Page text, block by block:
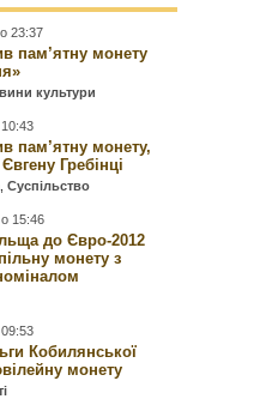
23:37
пам’ятну монету
культури
пам’ятну монету,
Гребінці
,Суспільство
15:46
до Євро-2012
монету з
Кобилянської
монету